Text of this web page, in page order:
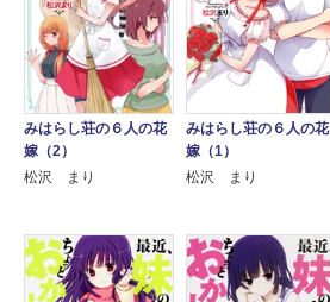
みはらし荘の６人の花
嫁（2）
松沢 まり
みはらし荘の６人の花
嫁（1）
松沢 まり